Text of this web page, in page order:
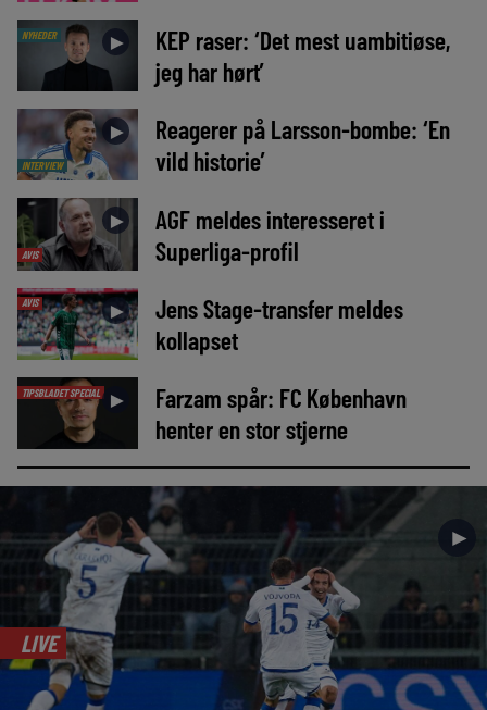
NYHEDER ►
KEP raser: ‘Det mest uambitiøse,
jeg har hørt’
INTERVIEW
►
Reagerer på Larsson-bombe: ‘En
vild historie’
AVIS
►
AGF meldes interesseret i
Superliga-profil
AVIS ►
Jens Stage-transfer meldes
kollapset
TIPSBLADET SPECIAL ►
Farzam spår: FC København
henter en stor stjerne
►
LIVE